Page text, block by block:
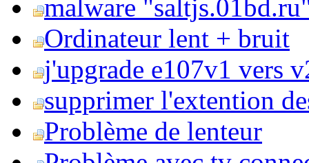
malware
Ordinateur lent + bruit
j'upgrade e107v1 vers
supprimer l'extention
Problème de lenteur